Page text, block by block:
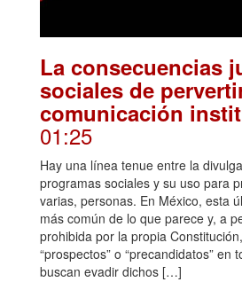
La consecuencias
sociales de
comunicación
01:25
Hay una línea tenue entre la
programas sociales y su uso para
varias, personas. En México, esta
más común de lo que parece y, a
prohibida por la propia
“prospectos” o “precandidatos” en
buscan evadir dichos […]